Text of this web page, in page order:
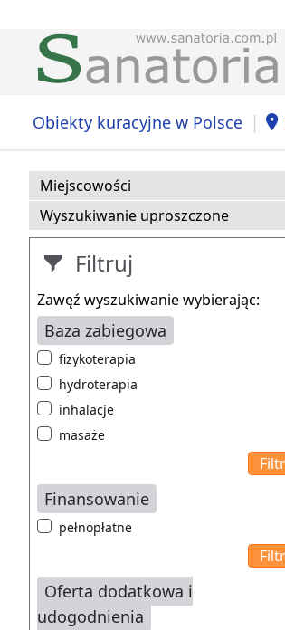
Obiekty kuracyjne w Polsce |
Miejscowości
Wyszukiwanie uproszczone
Filtruj
Zawęź wyszukiwanie wybierając:
Baza zabiegowa
fizykoterapia
hydroterapia
inhalacje
masaże
Finansowanie
pełnopłatne
Oferta dodatkowa i
udogodnienia